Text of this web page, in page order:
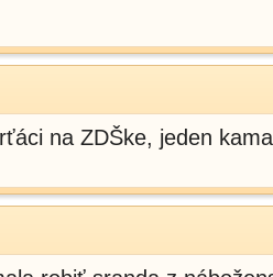
na ZDŠke, jeden